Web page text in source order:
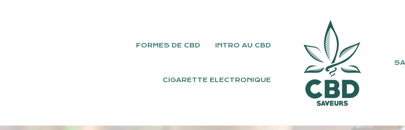
INTRO AU CBD
FORMES DE CBD
CIGARETTE ELECTRONIQUE